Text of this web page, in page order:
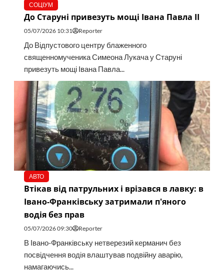
СОЦІУМ
До Старуні привезуть мощі Івана Павла ІІ
05/07/2026 10:31 Reporter
До Відпустового центру блаженного
священномученика Симеона Лукача у Старуні
привезуть мощі Івана Павла...
АВТО
Втікав від патрульних і врізався в лавку: в
Івано-Франківську затримали п'яного
водія без прав
05/07/2026 09:30 Reporter
В Івано-Франківську нетверезий керманич без
посвідчення водія влаштував подвійну аварію,
намагаючись...